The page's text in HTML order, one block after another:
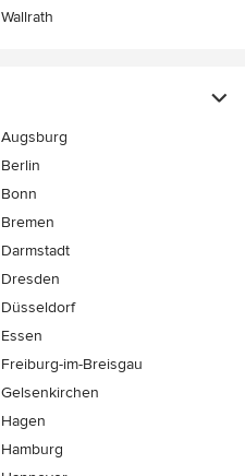
Wallrath
Augsburg
Berlin
Bonn
Bremen
Darmstadt
Dresden
Düsseldorf
Essen
Freiburg-im-Breisgau
Gelsenkirchen
Hagen
Hamburg